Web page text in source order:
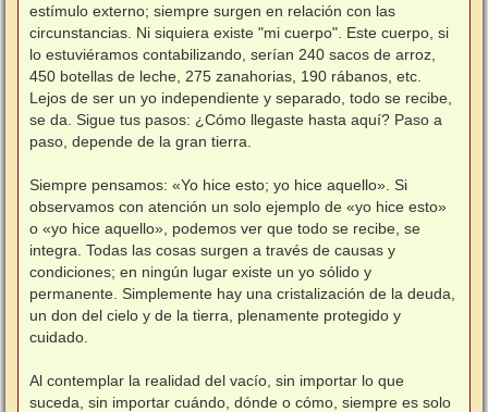
estímulo externo; siempre surgen en relación con las
circunstancias. Ni siquiera existe "mi cuerpo". Este cuerpo, si
lo estuviéramos contabilizando, serían 240 sacos de arroz,
450 botellas de leche, 275 zanahorias, 190 rábanos, etc.
Lejos de ser un yo independiente y separado, todo se recibe,
se da. Sigue tus pasos: ¿Cómo llegaste hasta aquí? Paso a
paso, depende de la gran tierra.
Siempre pensamos: «Yo hice esto; yo hice aquello». Si
observamos con atención un solo ejemplo de «yo hice esto»
o «yo hice aquello», podemos ver que todo se recibe, se
integra. Todas las cosas surgen a través de causas y
condiciones; en ningún lugar existe un yo sólido y
permanente. Simplemente hay una cristalización de la deuda,
un don del cielo y de la tierra, plenamente protegido y
cuidado.
Al contemplar la realidad del vacío, sin importar lo que
suceda, sin importar cuándo, dónde o cómo, siempre es solo